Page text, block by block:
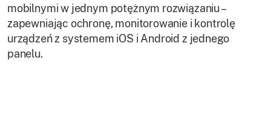
mobilnymi w jednym potężnym rozwiązaniu –
zapewniając ochronę, monitorowanie i kontrolę
urządzeń z systemem iOS i Android z jednego
panelu.